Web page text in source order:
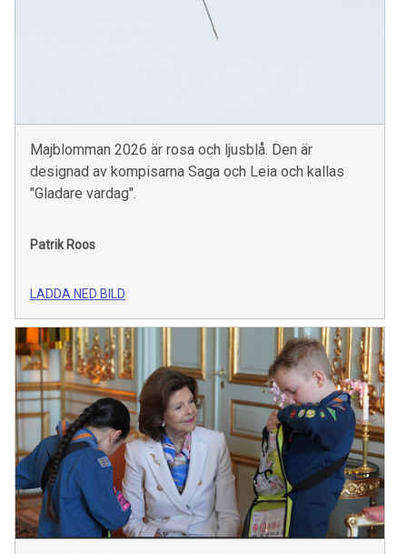
Majblomman 2026 är rosa och ljusblå. Den är
designad av kompisarna Saga och Leia och kallas
"Gladare vardag".
Patrik Roos
LADDA NED BILD